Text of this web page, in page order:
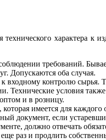
характера к
требований.
Допускаются оба случая.
контролю сырья.
Технические условия
и в розницу.
имеется для
документ, если
должно отвечать
раз и продлить